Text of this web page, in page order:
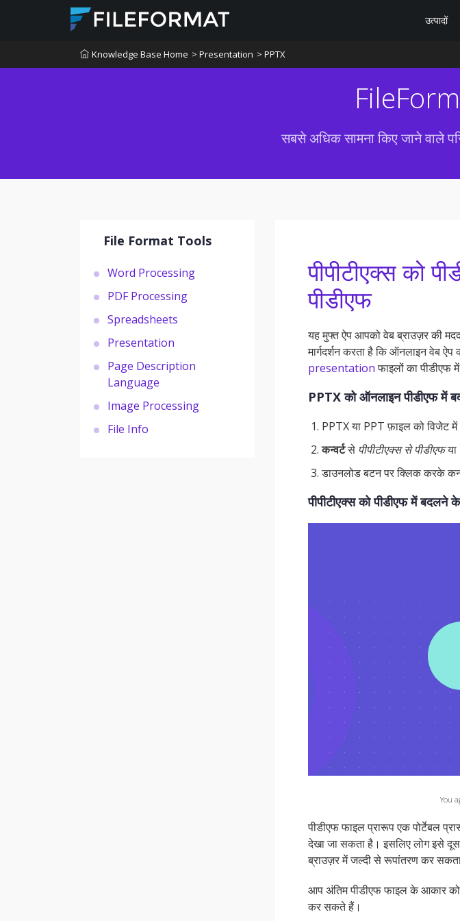
उत्पादों
Knowledge Base Home > Presentation > PPTX
सबसे अधिक सामना किए जाने वाले
File Format Tools
Word Processing
PDF Processing
Spreadsheets
Presentation
Page Description
Language
Image Processing
File Info
पीपीटीएक्स को
पीडीएफ
यह मुफ्त ऐप आपको वेब ब्राउज़र की
मार्गदर्शन करता है कि ऑनलाइन वेब
presentationफाइलों का पीडीएफ
PPTX को ऑनलाइन पीडीएफ में
PPTX या PPT फ़ाइल को विजेट
कन्वर्टसे पीपीटीएक्स से पीडीएफया
डाउनलोड बटन पर क्लिक करके
पीपीटीएक्स को पीडीएफ में बदलने
You
पीडीएफ फाइल प्रारूप एक पोर्टेबल
देखा जा सकता है। इसलिए लोग इसे
ब्राउज़र में जल्दी से रूपांतरण कर
आप अंतिम पीडीएफ फाइल के आकार
कर सकते हैं।